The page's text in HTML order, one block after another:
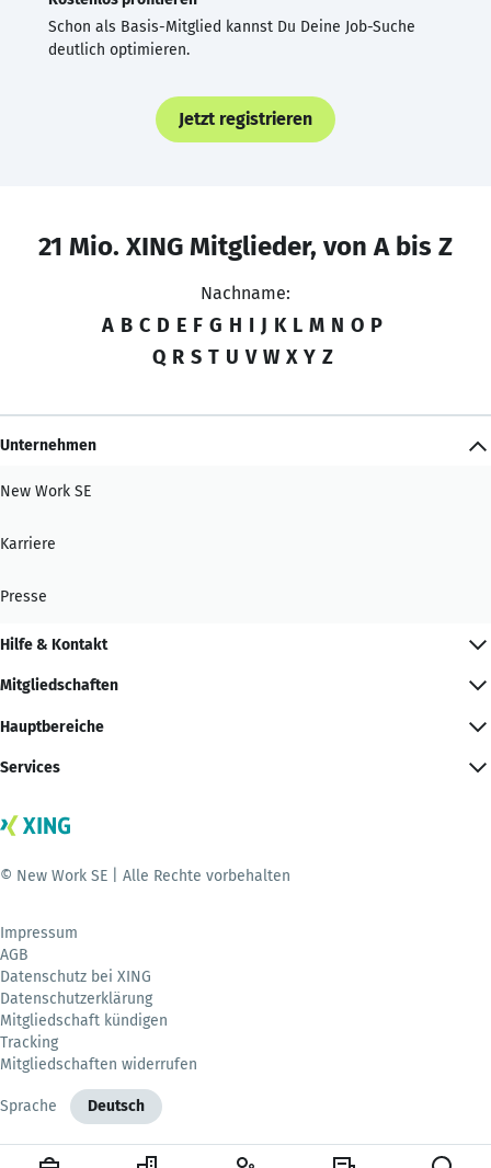
Schon als Basis-Mitglied kannst Du Deine Job-Suche
deutlich optimieren.
Jetzt registrieren
21 Mio. XING Mitglieder, von A bis Z
Nachname:
A B C D E F G H I J K L M N O P
Q R S T U V W X Y Z
Unternehmen
New Work SE
Karriere
Presse
Hilfe & Kontakt
Mitgliedschaften
Hauptbereiche
Services
© New Work SE | Alle Rechte vorbehalten
Impressum
AGB
Datenschutz bei XING
Datenschutzerklärung
Mitgliedschaft kündigen
Tracking
Mitgliedschaften widerrufen
Sprache Deutsch